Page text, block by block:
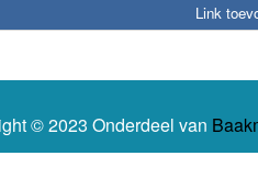
Link
© 2023 Onderdeel van